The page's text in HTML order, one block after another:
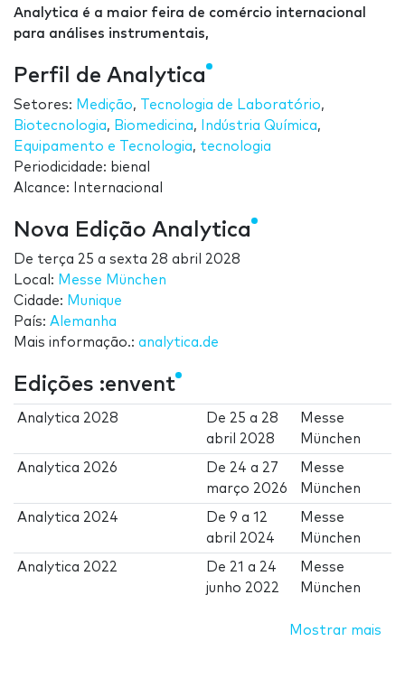
Analytica é a maior feira de comércio internacional
para análises instrumentais,
Perfil de Analytica
Setores: Medição, Tecnologia de Laboratório,
Biotecnologia, Biomedicina, Indústria Química,
Equipamento e Tecnologia, tecnologia
Periodicidade: bienal
Alcance: Internacional
Nova Edição Analytica
De terça 25 a sexta 28 abril 2028
Local: Messe München
Cidade: Munique
País: Alemanha
Mais informação.: analytica.de
Edições :envent
Analytica 2028 De 25 a 28
abril 2028
Messe
München
Analytica 2026 De 24 a 27
março 2026
Messe
München
Analytica 2024 De9 a12
abril 2024
Messe
München
Analytica 2022 De 21 a 24
junho 2022
Messe
München
Mostrar mais